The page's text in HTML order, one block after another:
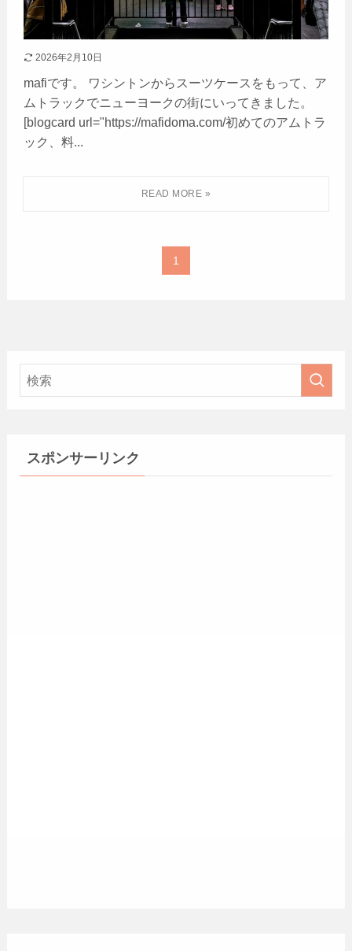
2026年2月10日
mafiです。 ワシントンからスーツケースをもって、ア
ムトラックでニューヨークの街にいってきました。
[blogcard url="https://mafidoma.com/初めてのアムトラ
ック、料...
1
スポンサーリンク